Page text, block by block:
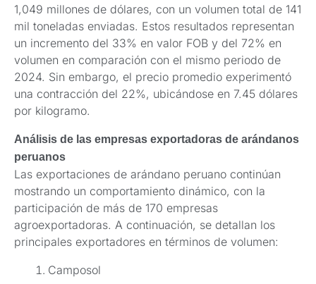
1,049 millones de dólares, con un volumen total de 141
mil toneladas enviadas. Estos resultados representan
un incremento del 33% en valor FOB y del 72% en
volumen en comparación con el mismo periodo de
2024. Sin embargo, el precio promedio experimentó
una contracción del 22%, ubicándose en 7.45 dólares
por kilogramo.
Análisis de las empresas exportadoras de arándanos
peruanos
Las exportaciones de arándano peruano continúan
mostrando un comportamiento dinámico, con la
participación de más de 170 empresas
agroexportadoras. A continuación, se detallan los
principales exportadores en términos de volumen:
Camposol